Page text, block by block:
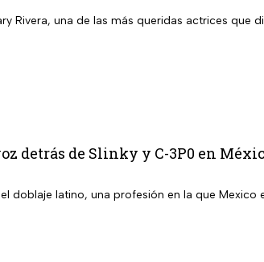
Rivera, una de las más queridas actrices que
detrás de Slinky y C-3P0 en
doblaje latino, una profesión en la que Mexico